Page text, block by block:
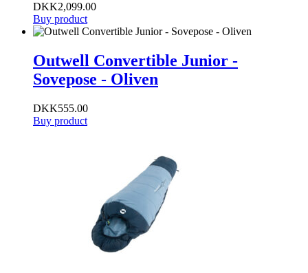
DKK2,099.00
Buy product
Outwell Convertible Junior -
Sovepose - Oliven
DKK555.00
Buy product